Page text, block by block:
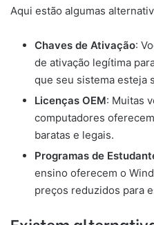
Aqui estão algumas
Chaves de Ativação:
de ativação legítima
que seu sistema esteja
Licenças OEM: Muitas
computadores
baratas e legais.
Programas de
ensino oferecem o
preços reduzidos para